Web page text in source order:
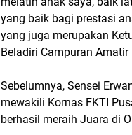
yang baik bagi prestasi
yang juga merupakan
Beladiri Campuran
Sebelumnya, Sensei
mewakili Kornas FKTI
berhasil meraih Juara di